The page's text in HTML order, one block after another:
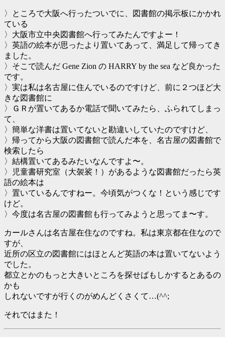
〉ところで大阪へ行ったついでに、図書館の掲示板にかかれ
ている
〉大阪市立中央図書館へ行ってみたんですよー！
〉英語の絵本が思ったより置いてあって、満足して帰ってき
ました。
〉そこで読んだ Gene Zion の HARRY by the sea など良かった
です。
〉実は私は名古屋に住んでいるのですけど、前に２つほど大
きな図書館に
〉ＧＲが置いてあるか電話で聞いてみたら、ふられてしまっ
て、
〉簡単な洋書は置いてないと勘違いしていたのですけど、
〉帰ってから大阪の図書館で読んだ本を、名古屋の図書館で
検索したら
〉結構置いてあるみたいなんですよ〜。
〉児童書研究室（大袈裟！）があるような図書館だったら英
語の絵本は
〉置いているんですねー。今頃気がつくな！という感じです
けど。
〉今度は名古屋の図書館も行ってみようと思ってま〜す。
カールさんは名古屋在住なのですね。私は東京都在住なので
すが、
近所の区立の図書館にはほとんど英語の本は置いてないよう
でした。
都立とかのもっと大きいところを探せばもしかするとあるの
かも
しれないですが行くのがめんどくさくて…(^^;
それではまた！